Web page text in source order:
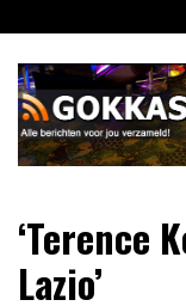
naar
inhoud
voor jou verzameld
‘Terence
Lazio’